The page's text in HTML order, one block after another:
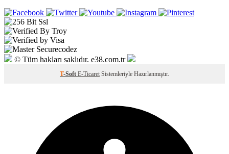
© Tüm hakları saklıdır. e38.com.tr
T-Soft E-Ticaret Sistemleriyle Hazırlanmıştır.